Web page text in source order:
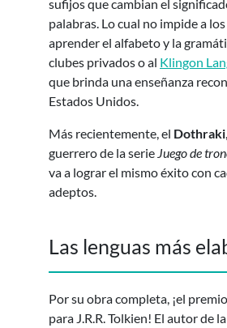
sufijos que cambian el
palabras. Lo cual no impide a
aprender el alfabeto y la
clubes privados o al Klingon
que brinda una enseñanza
Estados Unidos.
Más recientemente, el Dothraki
guerrero de la serie Juego de
va a lograr el mismo éxito con
adeptos.
Las lenguas más
Por su obra completa, ¡el
para J.R.R. Tolkien! El autor de